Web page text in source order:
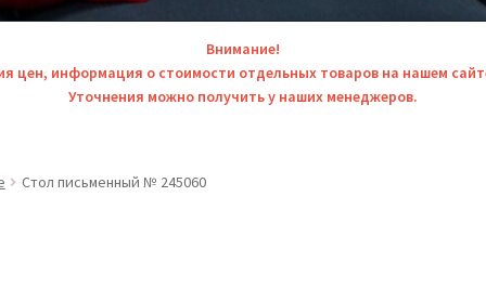
Внимание!
цен, информация о стоимости отдельных товаров на нашем
Уточнения можно получить у наших менеджеров.
Стол письменный № 245060